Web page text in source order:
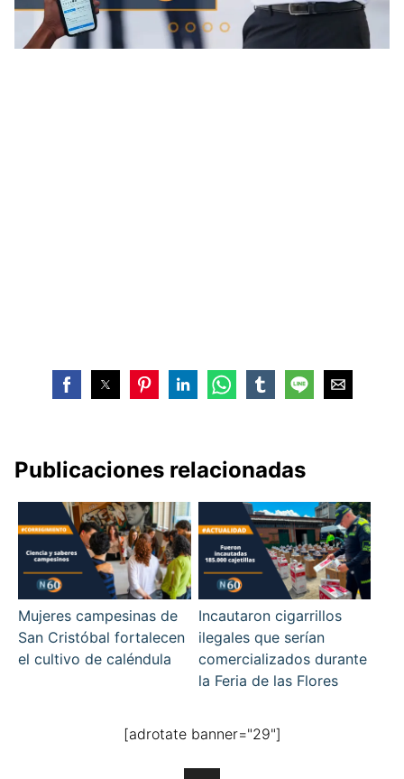
Publicaciones relacionadas
Mujeres campesinas de
San Cristóbal fortalecen
el cultivo de caléndula
Incautaron cigarrillos
ilegales que serían
comercializados durante
la Feria de las Flores
[adrotate banner="29"]